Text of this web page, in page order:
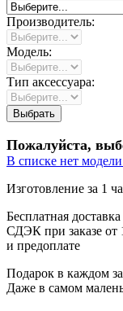
Производитель:
Модель:
Тип аксессуара:
Пожалуйста,
В списке нет
Изготовление за 1
Бесплатная доставка
СДЭК при заказе от
и предоплате
Подарок в каждом
Даже в самом